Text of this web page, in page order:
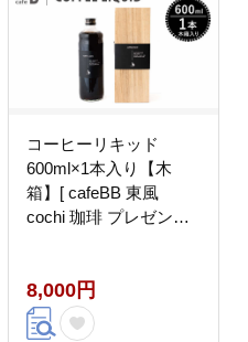
コーヒーリキッド
600ml×1本入り【木
箱】[ cafeBB 東風
cochi 珈琲 プレゼント
8,000円